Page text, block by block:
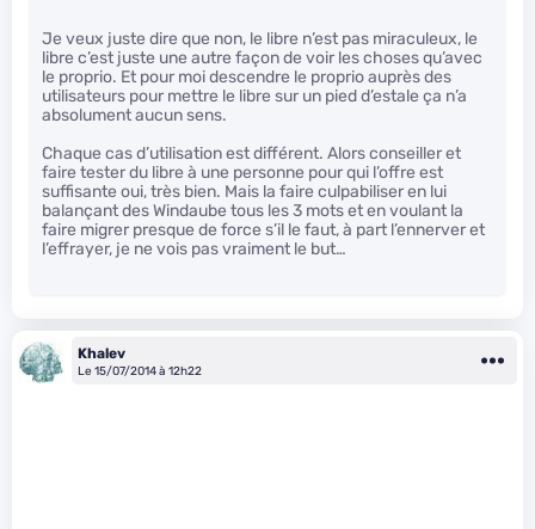
Je veux juste dire que non, le libre n’est pas miraculeux, le
libre c’est juste une autre façon de voir les choses qu’avec
le proprio. Et pour moi descendre le proprio auprès des
utilisateurs pour mettre le libre sur un pied d’estale ça n’a
absolument aucun sens.
Chaque cas d’utilisation est différent. Alors conseiller et
faire tester du libre à une personne pour qui l’offre est
suffisante oui, très bien. Mais la faire culpabiliser en lui
balançant des Windaube tous les 3 mots et en voulant la
faire migrer presque de force s’il le faut, à part l’ennerver et
l’effrayer, je ne vois pas vraiment le but…
Khalev
Le 15/07/2014 à 12h22